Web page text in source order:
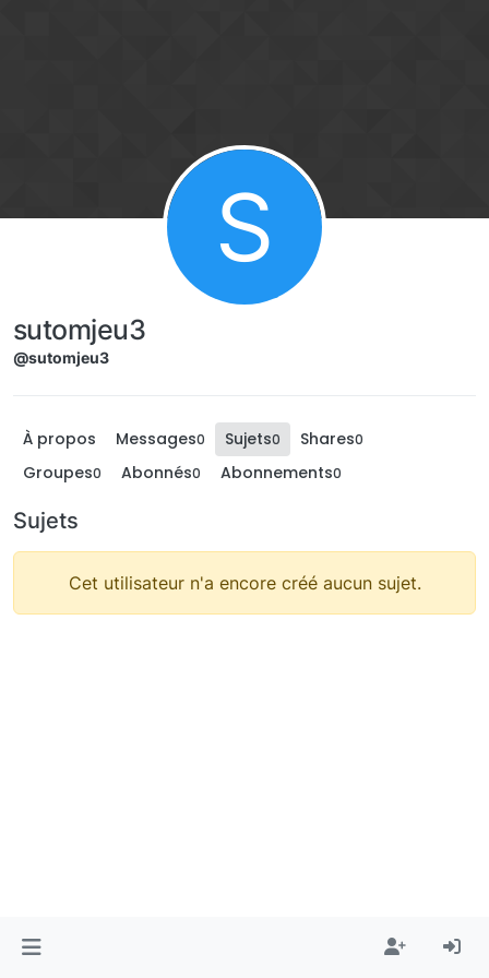
S
sutomjeu3
@sutomjeu3
À propos Messages0 Sujets0 Shares0
Groupes0 Abonnés0 Abonnements0
Sujets
Cet utilisateur n'a encore créé aucun sujet.